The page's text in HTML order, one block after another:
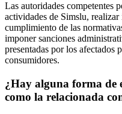
Las autoridades competentes
actividades de Simslu,
cumplimiento de las
imponer sanciones
presentadas por los afectados
consumidores.
¿Hay alguna forma de
como la relacionada